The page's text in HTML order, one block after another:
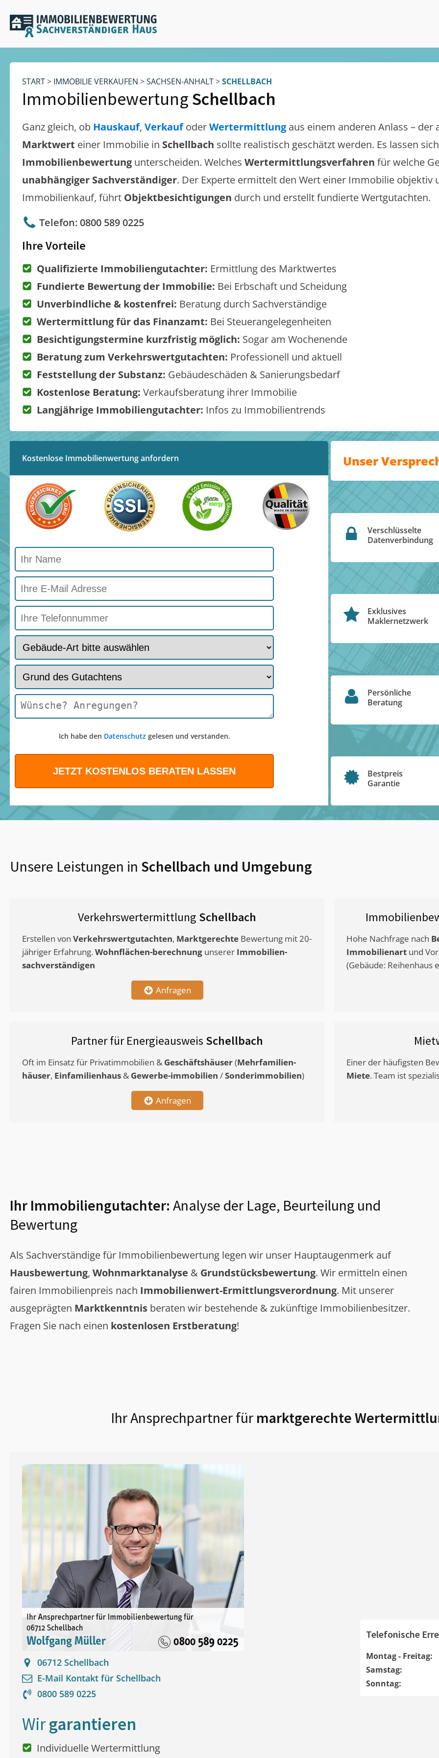
START> IMMOBILIE VERKAUFEN >SACHSEN-ANHALT>SCHELLBACH
Immobilienbewertung Schellbach
Ganz gleich, ob Hauskauf, VerkaufoderWertermittlung aus einem anderen Anlass – der
Marktwert einer Immobilie in Schellbach sollte realistisch geschätzt werden. Es lassen
Immobilienbewertung unterscheiden. Welches Wertermittlungsverfahren für welche
unabhängiger Sachverständiger. Der Experte ermittelt den Wert einer Immobilie objektiv
Immobilienkauf, führt Objektbesichtigungen durch und erstellt fundierte Wertgutachten.
Telefon: 0800 589 0225
Ihre Vorteile
Qualifizierte Immobiliengutachter: Ermittlung des Marktwertes
Fundierte Bewertung der Immobilie: Bei Erbschaft und Scheidung
Unverbindliche & kostenfrei: Beratung durch Sachverständige
Wertermittlung für das Finanzamt: Bei Steuerangelegenheiten
Besichtigungstermine kurzfristig möglich: Sogar am Wochenende
Beratung zum Verkehrswertgutachten: Professionell und aktuell
Feststellung der Substanz: Gebäudeschäden & Sanierungsbedarf
Kostenlose Beratung: Verkaufsberatung ihrer Immobilie
Langjährige Immobiliengutachter: Infos zu Immobilientrends
Kostenlose Immobilienwertung anfordern
Ich habe den Datenschutzgelesen und verstanden.
Unser
Verschlüsselte
Datenverbindung
Exklusives
Maklernetzwerk
Persönliche
Beratung
Bestpreis
Garantie
Unsere Leistungen in Schellbach und Umgebung
Verkehrswertermittlung Schellbach
Erstellen von Verkehrswertgutachten, Marktgerechte Bewertung mit 20-
jähriger Erfahrung. Wohnflächen-berechnung unserer Immobilien-
sachverständigen
Anfragen
Hohe Nachfrage nach
Immobilienart und
(Gebäude: Reihenhaus
Partner für Energieausweis Schellbach
Oft im Einsatz für Privatimmobilien & Geschäftshäuser(Mehrfamilien-
häuser, Einfamilienhaus & Gewerbe-immobilien /Sonderimmobilien)
Anfragen
Einer der häufigsten
Miete. Team ist
Ihr Immobiliengutachter: Analyse der Lage, Beurteilung und
Bewertung
Als Sachverständige für Immobilienbewertung legen wir unser Hauptaugenmerk auf
Hausbewertung, Wohnmarktanalyse & Grundstücksbewertung. Wir ermitteln einen
fairen Immobilienpreis nach Immobilienwert-Ermittlungsverordnung. Mit unserer
ausgeprägten Marktkenntnis beraten wir bestehende & zukünftige Immobilienbesitzer.
Fragen Sie nach einen kostenlosen Erstberatung!
Ihr Ansprechpartner für marktgerechte
06712 Schellbach
E-Mail Kontakt für Schellbach
0800 589 0225
Telefonische
Montag - Freitag:
Samstag:
Sonntag:
Wirgarantieren
Individuelle Wertermittlung